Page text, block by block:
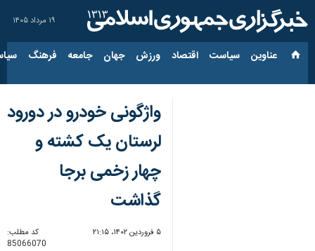
۱۹ مرداد ۱۴۰۵
عناوین‌ سیاست اقتصاد ورزش جهان جامعه فرهنگ
واژگونی خودرو در دورود
لرستان یک کشته و
چهار زخمی برجا
گذاشت
۵ فروردین ۱۴۰۲، ۲۱:۱۵
کد مطلب:
85066070